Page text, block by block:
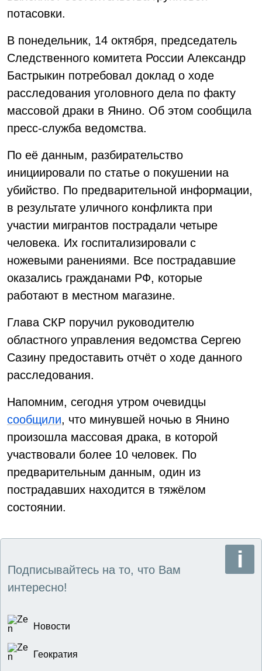
потасовки.
В понедельник, 14 октября, председатель
Следственного комитета России Александр
Бастрыкин потребовал доклад о ходе
расследования уголовного дела по факту
массовой драки в Янино. Об этом сообщила
пресс-служба ведомства.
По её данным, разбирательство
инициировали по статье о покушении на
убийство. По предварительной информации,
в результате уличного конфликта при
участии мигрантов пострадали четыре
человека. Их госпитализировали с
ножевыми ранениями. Все пострадавшие
оказались гражданами РФ, которые
работают в местном магазине.
Глава СКР поручил руководителю
областного управления ведомства Сергею
Сазину предоставить отчёт о ходе данного
расследования.
Напомним, сегодня утром очевидцы
сообщили, что минувшей ночью в Янино
произошла массовая драка, в которой
участвовали более 10 человек. По
предварительным данным, один из
пострадавших находится в тяжёлом
состоянии.
Подписывайтесь на то, что Вам
интересно!
Новости
Геократия